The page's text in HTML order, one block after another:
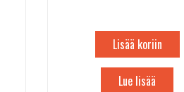
Lisää koriin
Lue lisää